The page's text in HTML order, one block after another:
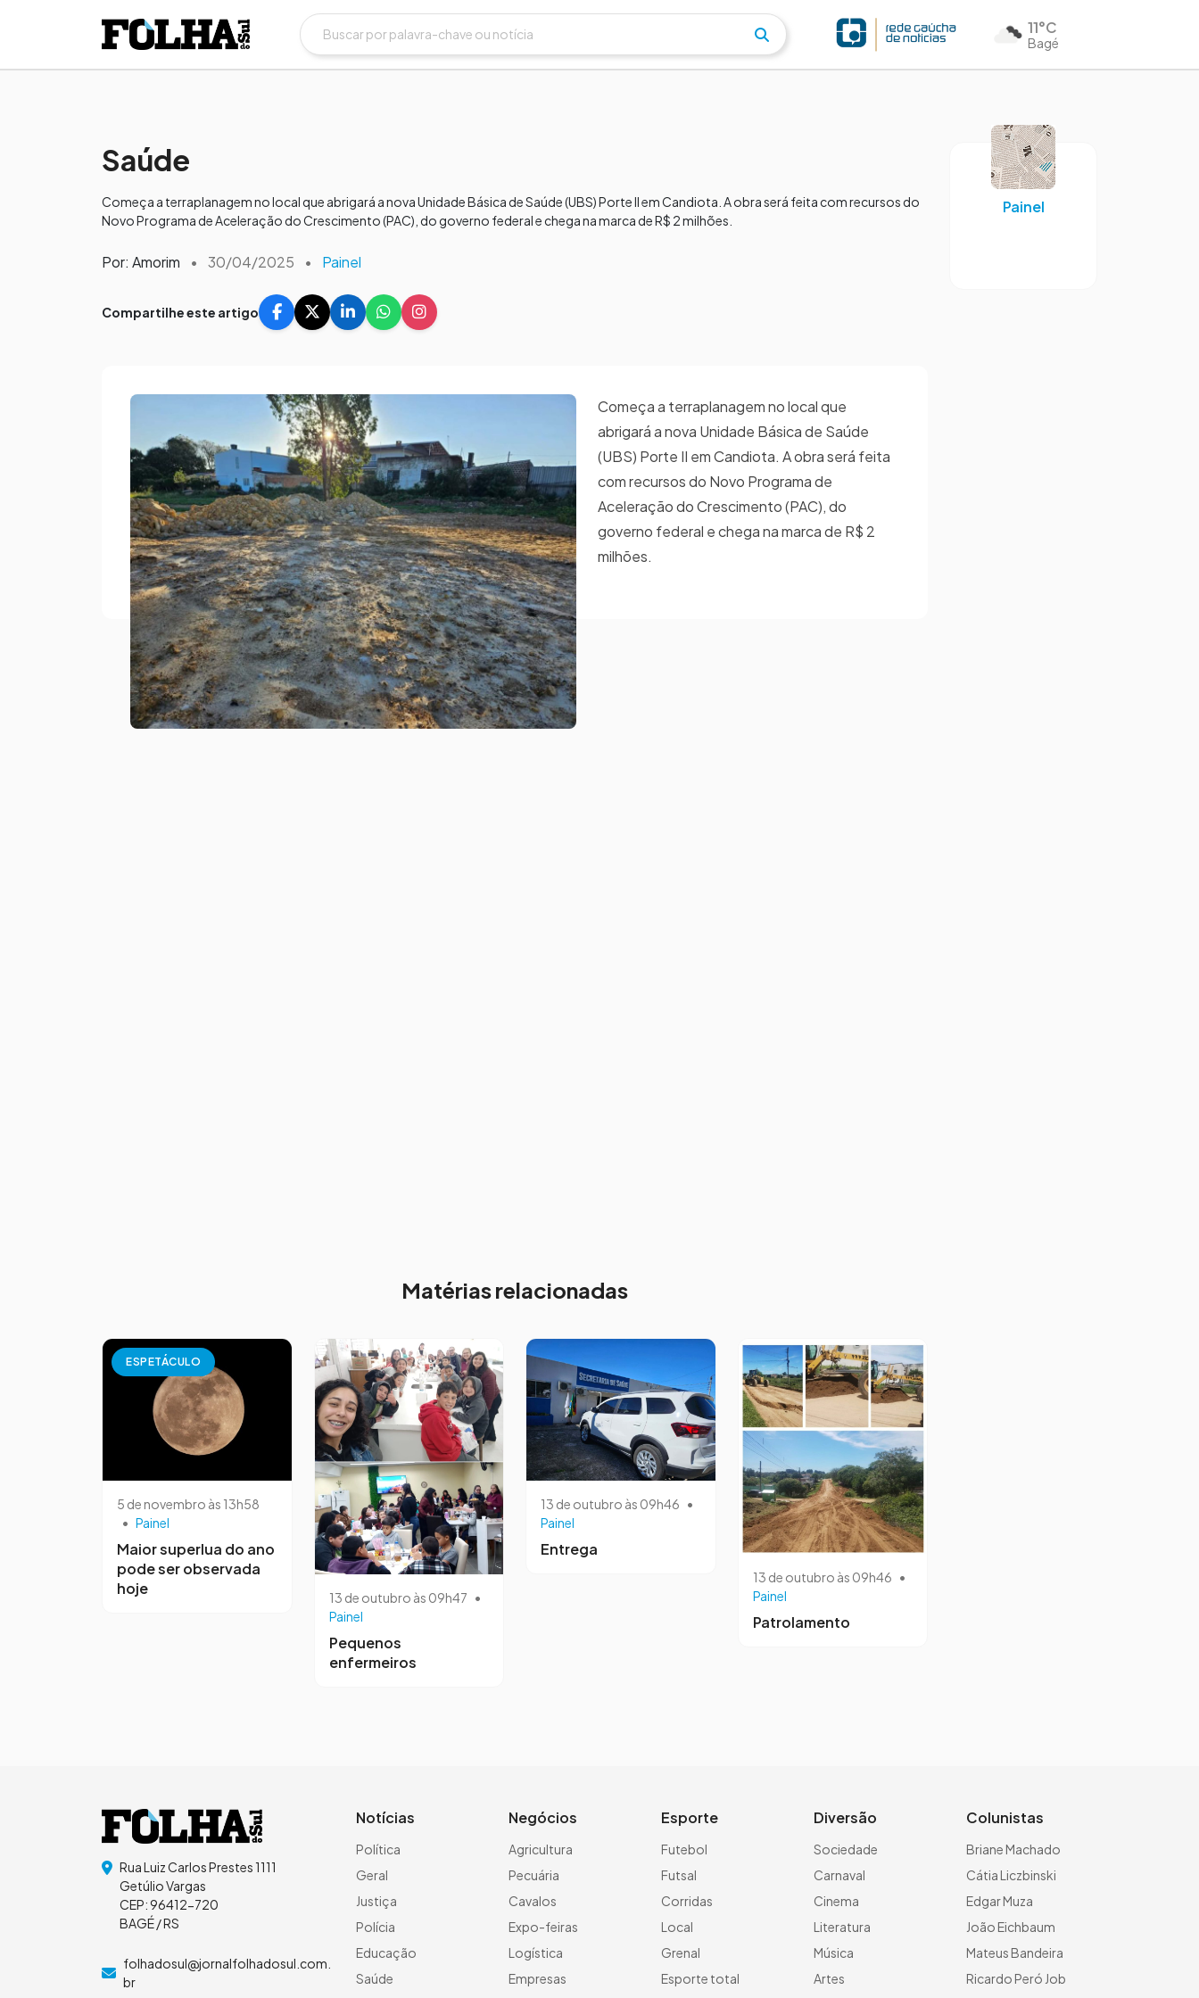
11°C
Bagé
Saúde
Começa a terraplanagem no local que abrigará a nova Unidade Básica de Saúde (UBS) Porte II em Candiota. A obra será feita com recursos do
Novo Programa de Aceleração do Crescimento (PAC), do governo federal e chega na marca de R$ 2 milhões.
Por: Amorim • 30/04/2025 • Painel
Compartilhe este artigo
Começa a terraplanagem no local que
abrigará a nova Unidade Básica de Saúde
(UBS) Porte II em Candiota. A obra será feita
com recursos do Novo Programa de
Aceleração do Crescimento (PAC), do
governo federal e chega na marca de R$ 2
milhões.
Matérias relacionadas
ESPETÁCULO
5 de novembro às 13h58
• Painel
Maior superlua do ano
pode ser observada
hoje
13 de outubro às 09h47 •
Painel
Pequenos
enfermeiros
13 de outubro às 09h46 •
Painel
Entrega
13 de outubro às 09h46 •
Painel
Patrolamento
Painel
Rua Luiz Carlos Prestes 1111
Getúlio Vargas
CEP: 96412-720
BAGÉ / RS
folhadosul@jornalfolhadosul.com.
br
Notícias
Política
Geral
Justiça
Polícia
Educação
Saúde
Negócios
Agricultura
Pecuária
Cavalos
Expo-feiras
Logística
Empresas
Esporte
Futebol
Futsal
Corridas
Local
Grenal
Esporte total
Diversão
Sociedade
Carnaval
Cinema
Literatura
Música
Artes
Colunistas
Briane Machado
Cátia Liczbinski
Edgar Muza
João Eichbaum
Mateus Bandeira
Ricardo Peró Job